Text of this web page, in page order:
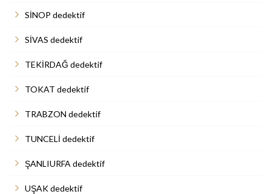
SİNOP dedektif
SİVAS dedektif
TEKİRDAĞ dedektif
TOKAT dedektif
TRABZON dedektif
TUNCELİ dedektif
ŞANLIURFA dedektif
UŞAK dedektif